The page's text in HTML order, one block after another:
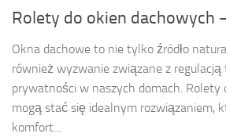
Rolety do okien dachowych
Okna dachowe to nie tylko źródło
również wyzwanie związane z regulacją
prywatności w naszych domach. Rolety
mogą stać się idealnym rozwiązaniem,
komfort...